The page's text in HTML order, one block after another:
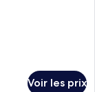
Voir les prix